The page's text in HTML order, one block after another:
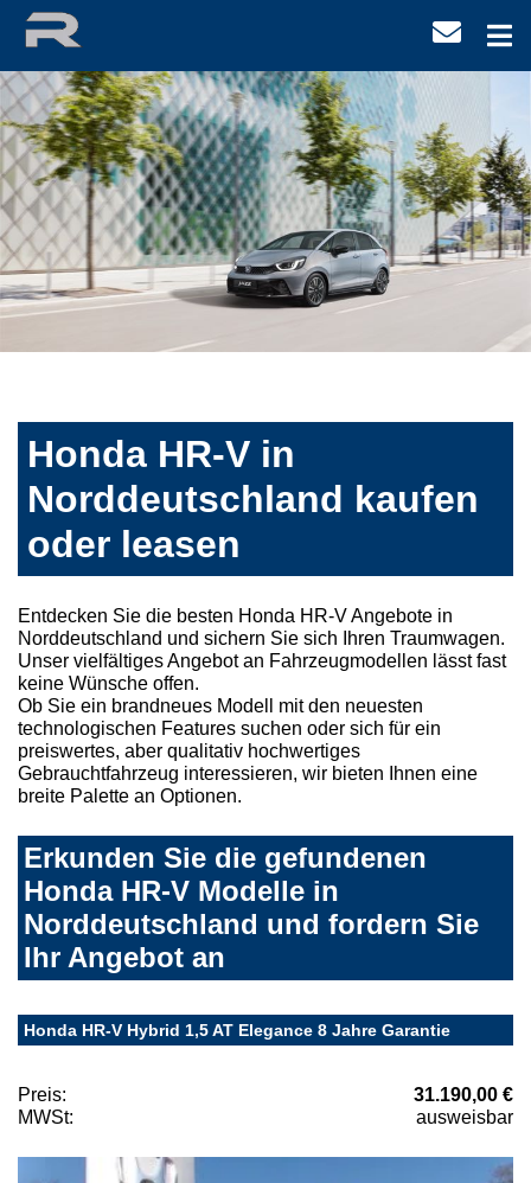
Honda HR-V in
Norddeutschland kaufen
oder leasen
Entdecken Sie die besten Honda HR-V Angebote in
Norddeutschland und sichern Sie sich Ihren Traumwagen.
Unser vielfältiges Angebot an Fahrzeugmodellen lässt fast
keine Wünsche offen.
Ob Sie ein brandneues Modell mit den neuesten
technologischen Features suchen oder sich für ein
preiswertes, aber qualitativ hochwertiges
Gebrauchtfahrzeug interessieren, wir bieten Ihnen eine
breite Palette an Optionen.
Erkunden Sie die gefundenen
Honda HR-V Modelle in
Norddeutschland und fordern Sie
Ihr Angebot an
Honda HR-V Hybrid 1,5 AT Elegance 8 Jahre Garantie
Preis:
31.190,00 €
MWSt:
ausweisbar